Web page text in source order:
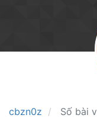
cbzn0z Số bài